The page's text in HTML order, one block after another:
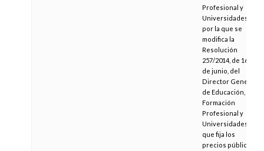
Profesional y
Universidades,
por la que se
modifica la
Resolución
257/2014, de 16
de junio, del
Director General
de Educación,
Formación
Profesional y
Universidades,
que fija los
precios públicos